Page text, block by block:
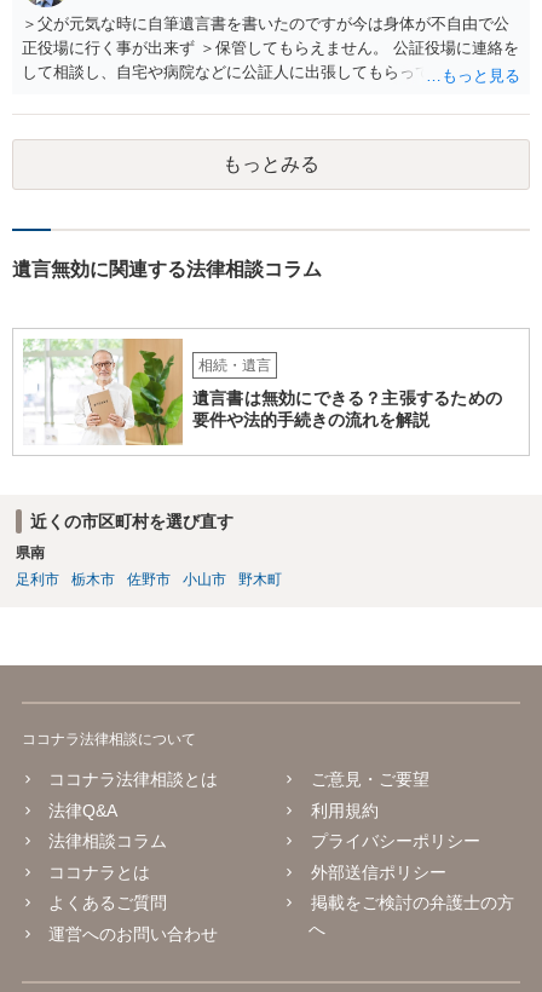
＞父が元気な時に自筆遺言書を書いたのですが今は身体が不自由で公
正役場に行く事が出来ず ＞保管してもらえません。 公証役場に連絡を
して相談し、自宅や病院などに公証人に出張してもらって公正証書を
うことも可能です。 ＞不動産名義を父から母に名義変更しておいた方
がいいのではと考えていますがどう思いますか？ 詳細が不明であり何
とも言えないのですが、遺言内容との関わりもあると思いますので、
弁護士に事情等を説明して個別に相談した方がよいように思います。
もっとみる
遺言無効に関連する法律相談コラム
相続・遺言
遺言書は無効にできる？主張するための
要件や法的手続きの流れを解説
近くの市区町村を選び直す
県南
足利市
栃木市 佐野市 小山市 野木町
ココナラ法律相談について
ココナラ法律相談とは
法律Q&A
法律相談コラム
ココナラとは
よくあるご質問
運営へのお問い合わせ
ご意見・ご要望
利用規約
プライバシーポリシー
外部送信ポリシー
掲載をご検討の弁護士の方
へ